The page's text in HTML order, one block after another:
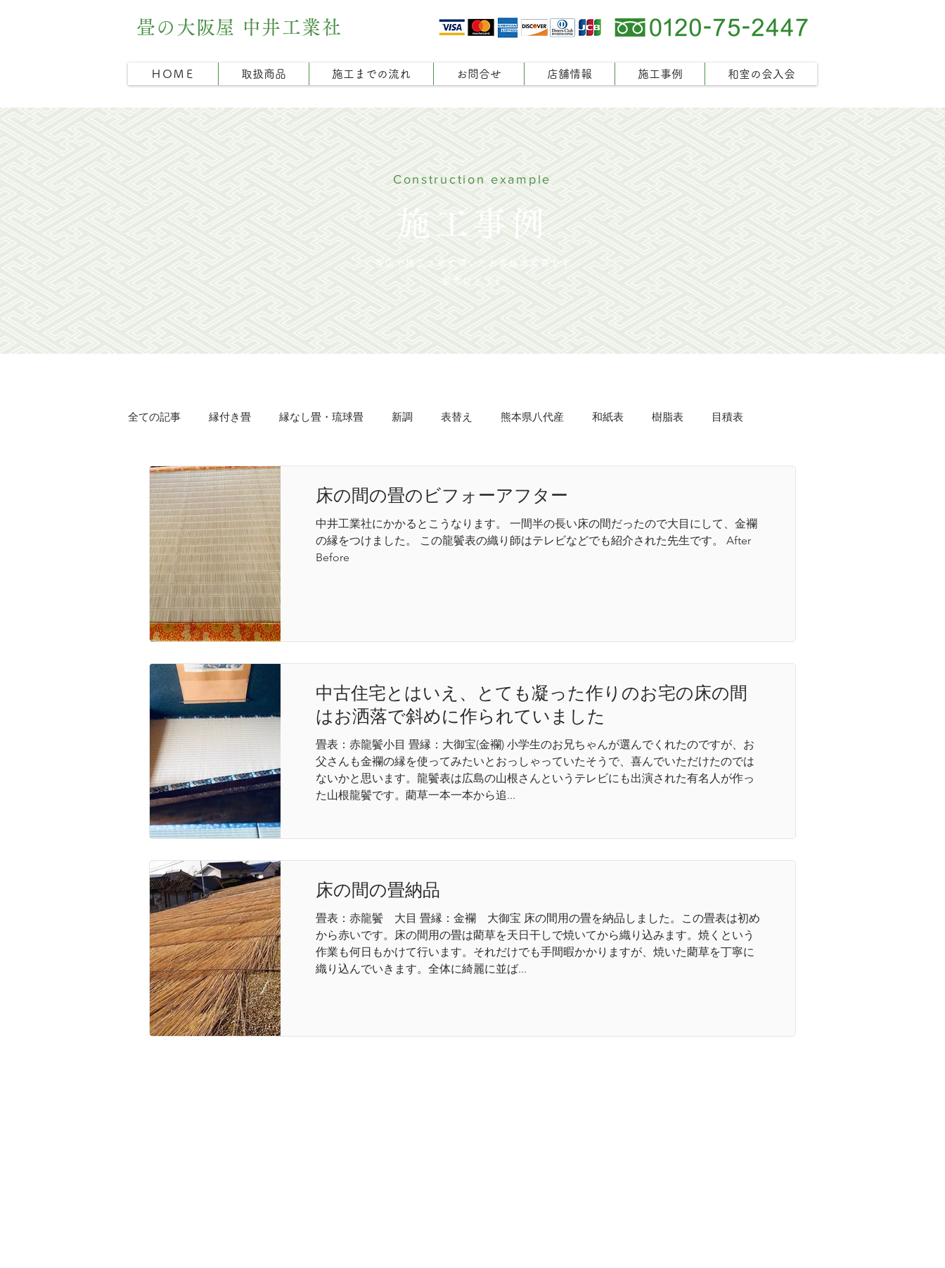
畳の大阪屋 中井工業社
ＨＯＭＥ 取扱商品 施工までの流れ お問合せ 店舗情報 施工事例 和室の会入会
Construction example
施工事例
当店で施工させて頂いたお客様の写真です
参考にどうぞ
全ての記事 縁付き畳 縁なし畳・琉球畳 新調 表替え 熊本県八代産 和紙表 樹脂表 目積表
オリジナル畳表 オリジナル畳縁
襖の貼り替え 障子の貼り替え 網戸の張り替え 天晴 凌儀 流石 美事 羽衣
長屋 豊壽 土佐翠
床の間の畳のビフォーアフター
中井工業社にかかるとこうなります。 一間半の長い床の間だったので大目にして、金襴
の縁をつけました。 この龍鬢表の織り師はテレビなどでも紹介された先生です。 After
Before
中古住宅とはいえ、とても凝った作りのお宅の床の間
はお洒落で斜めに作られていました
畳表：赤龍鬢小目 畳縁：大御宝(金襴) 小学生のお兄ちゃんが選んでくれたのですが、お
父さんも金襴の縁を使ってみたいとおっしゃっていたそうで、喜んでいただけたのでは
ないかと思います。龍鬢表は広島の山根さんというテレビにも出演された有名人が作っ
た山根龍鬢です。藺草一本一本から追...
床の間の畳納品
畳表：赤龍鬢 大目 畳縁：金襴 大御宝 床の間用の畳を納品しました。この畳表は初め
から赤いです。床の間用の畳は藺草を天日干しで焼いてから織り込みます。焼くという
作業も何日もかけて行います。それだけでも手間暇かかりますが、焼いた藺草を丁寧に
織り込んでいきます。全体に綺麗に並ば...